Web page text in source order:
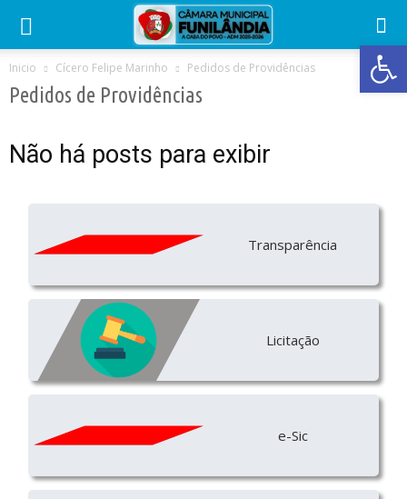
Abrir
Inicio Cícero Felipe Marinho Pedidos de Providências
Pedidos de Providências
Não há posts para exibir
Transparência
Licitação
e-Sic